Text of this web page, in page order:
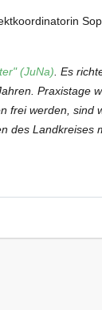
(JuNa) . Es
Praxistage
frei werden, sind
des Landkreises